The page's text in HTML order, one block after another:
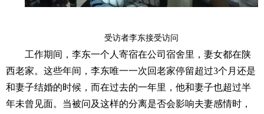
受访者李东接受访问
工作期间，李东一个人寄宿在公司宿舍里，妻女都在陕
西老家。这些年间，李东唯一一次回老家停留超过3个月还是
和妻子结婚的时候，而在过去的一年里，他和妻子也超过半
年未曾见面。当被问及这样的分离是否会影响夫妻感情时，